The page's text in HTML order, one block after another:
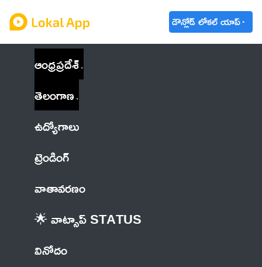
డౌన్లోడ్ లోకల్ యాప్
ఆంధ్రప్రదేశ్
తెలంగాణ
ఉద్యోగాలు
ట్రెండింగ్
వాతావరణం
🌟 వాట్సాప్ STATUS
వినోదం